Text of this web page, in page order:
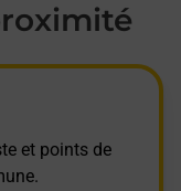
et points de